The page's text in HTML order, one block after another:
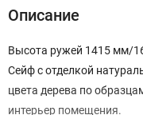
Описание
Высота ружей 1415 мм/
Сейф с отделкой
цвета дерева по
интерьер помещения.